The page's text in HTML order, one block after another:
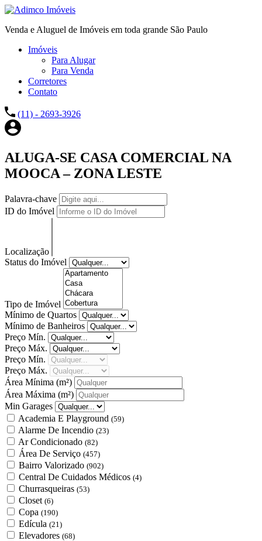
Venda e Aluguel de Imóveis em toda grande São Paulo
Imóveis
Para Alugar
Para Venda
Corretores
Contato
(11) - 2693-3926
ALUGA-SE CASA COMERCIAL NA
MOOCA – ZONA LESTE
Palavra-chave
ID do Imóvel
Localização
Status do Imóvel
Tipo de Imóvel
Mínimo de Quartos
Mínimo de Banheiros
Preço Mín.
Preço Máx.
Preço Mín.
Preço Máx.
Área Mínima (m²)
Área Máxima (m²)
Min Garages
Academia E Playground (59)
Alarme De Incendio (23)
Ar Condicionado (82)
Área De Serviço (457)
Bairro Valorizado (902)
Central De Cuidados Médicos (4)
Churrasqueiras (53)
Closet (6)
Copa (190)
Edícula (21)
Elevadores (68)